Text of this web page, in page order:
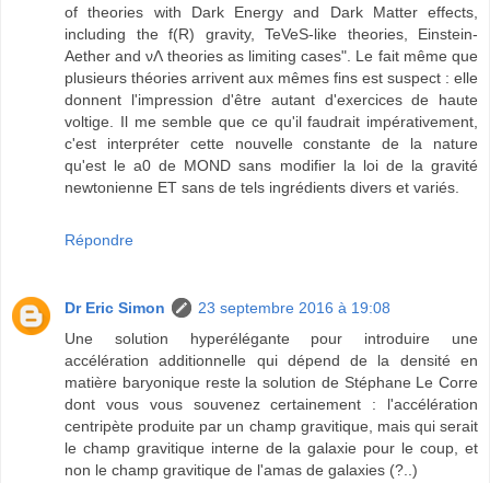
of theories with Dark Energy and Dark Matter effects,
including the f(R) gravity, TeVeS-like theories, Einstein-
Aether and νΛ theories as limiting cases". Le fait même que
plusieurs théories arrivent aux mêmes fins est suspect : elle
donnent l'impression d'être autant d'exercices de haute
voltige. Il me semble que ce qu'il faudrait impérativement,
c'est interpréter cette nouvelle constante de la nature
qu'est le a0 de MOND sans modifier la loi de la gravité
newtonienne ET sans de tels ingrédients divers et variés.
Répondre
Dr Eric Simon
23 septembre 2016 à 19:08
Une solution hyperélégante pour introduire une
accélération additionnelle qui dépend de la densité en
matière baryonique reste la solution de Stéphane Le Corre
dont vous vous souvenez certainement : l'accélération
centripète produite par un champ gravitique, mais qui serait
le champ gravitique interne de la galaxie pour le coup, et
non le champ gravitique de l'amas de galaxies (?..)